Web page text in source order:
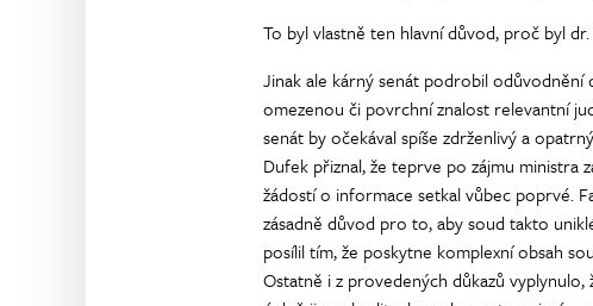
To byl vlastně ten hlavní důvod, proč byl
Jinak ale kárný senát podrobil
omezenou či povrchní znalost relevantní
senát by očekával spíše zdrženlivý a
Dufek přiznal, že teprve po zájmu ministra
žádostí o informace setkal vůbec poprvé.
zásadně důvod pro to, aby soud takto
posílil tím, že poskytne komplexní obsah
Ostatně i z provedených důkazů